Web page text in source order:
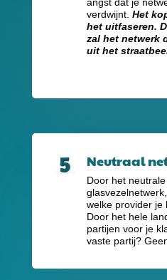
verdwijnt. Het
het uitfaseren.
zal het netwerk
uit het
Neutraal
Door het
welke provider je
Door het hele
partijen voor je
vaste partij?